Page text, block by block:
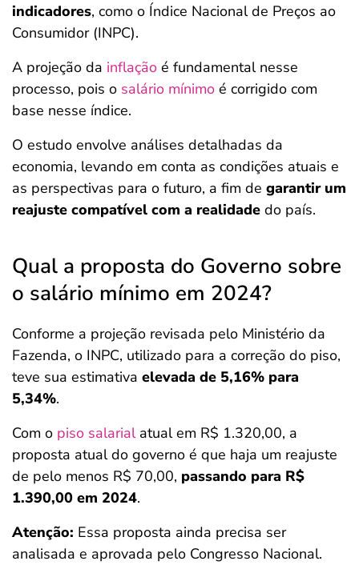
indicadores, como o Índice Nacional de Preços ao
Consumidor (INPC).
A projeção da inflação é fundamental nesse
processo, pois o salário mínimo é corrigido com
base nesse índice.
O estudo envolve análises detalhadas da
economia, levando em conta as condições atuais e
as perspectivas para o futuro, a fim de garantir um
reajuste compatível com a realidade do país.
Qual a proposta do Governo sobre
o salário mínimo em 2024?
Conforme a projeção revisada pelo Ministério da
Fazenda, o INPC, utilizado para a correção do piso,
teve sua estimativa elevada de 5,16% para
5,34%.
Com o piso salarialatual em R$ 1.320,00, a
proposta atual do governo é que haja um reajuste
de pelo menos R$ 70,00, passando para R$
1.390,00 em 2024.
Atenção: Essa proposta ainda precisa ser
analisada e aprovada pelo Congresso Nacional.